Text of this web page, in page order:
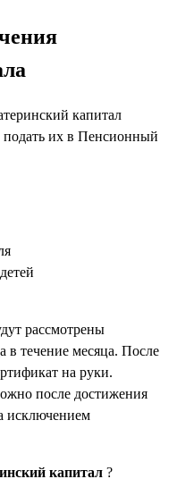
капитал
подать их в Пенсионный
рассмотрены
течение месяца. После
на руки.
после достижения
исключением
капитал ?